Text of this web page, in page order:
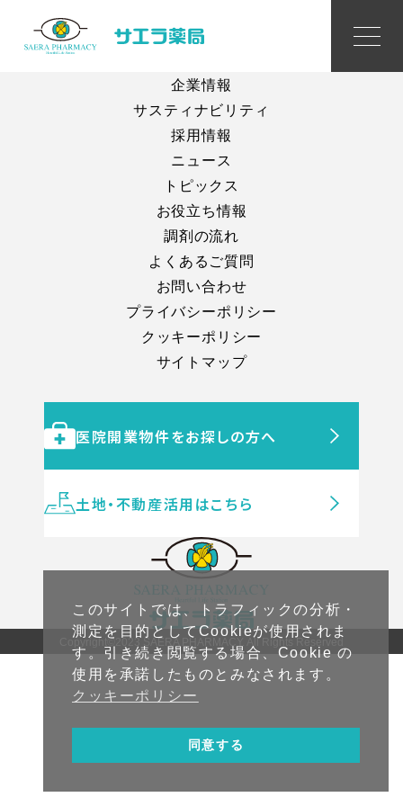
企業情報
サスティナビリティ
採用情報
ニュース
トピックス
お役立ち情報
調剤の流れ
よくあるご質問
お問い合わせ
プライバシーポリシー
クッキーポリシー
サイトマップ
医院開業物件をお探しの方へ
土地・不動産活用はこちら
Copyright©2023 SAERA PHARMACY. All Rights Reserved
このサイトでは、トラフィックの分析・
測定を目的としてCookieが使用されま
す。引き続き閲覧する場合、Cookie の
使用を承諾したものとみなされます。
クッキーポリシー
同意する